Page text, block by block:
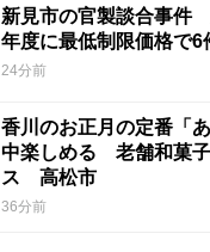
新見市の官製談合事件
年度に最低制限価格で
24分前
香川のお正月の定番「
中楽しめる 老舗和菓
ス 高松市
36分前